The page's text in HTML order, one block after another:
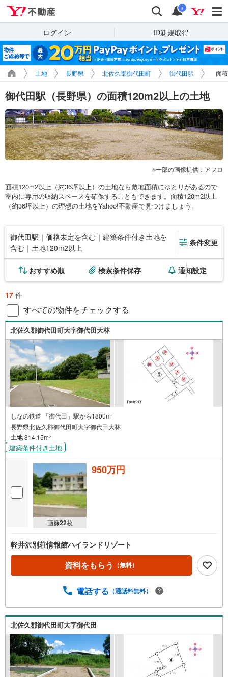
検索 通知
i
ログイン ID新規取得
土地 長野県 北佐久郡御代田町 御代田駅 面
御代田駅（長野県）の面積120m2以上の土地
一部の画像提供：アフロ
面積120m2以上（約36坪以上）の土地なら敷地面積にゆとりがあるので
室内に専用の収納スペースを確保することもできます。面積120m2以上
（約36坪以上）の理想の土地をYahoo!不動産で見つけましょう。
御代田駅｜価格未定を含む｜建築条件付き土地を
含む｜土地120m2以上
条件変更
おすすめ順 検索条件保存 通知設定
17 件
すべての物件をチェックする
北佐久郡御代田町大字御代田大林
しなの鉄道 「御代田」駅から1800m
長野県北佐久郡御代田町大字御代田大林
土地314.15m2
建築条件付き土地
画像22枚
950万円
軽井沢別荘情報館ハイランドリゾート
資料をもらう （無料）
電話する （通話料無料）
北佐久郡御代田町大字御代田